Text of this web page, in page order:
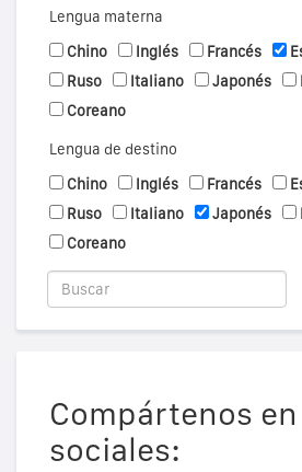
Lengua materna
Chino
Inglés Francés
Ruso
Italiano Japonés
Coreano
Lengua de destino
Chino
Inglés Francés
Ruso
Italiano Japonés
Coreano
Compártenos
sociales: